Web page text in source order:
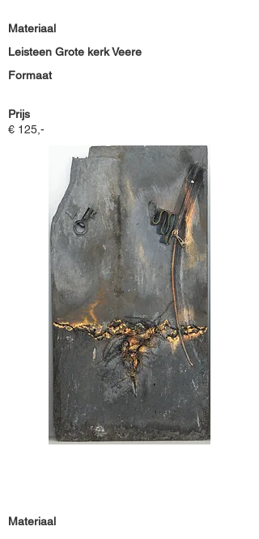
Materiaal
Leisteen Grote kerk Veere
Formaat
Prijs
€ 125,-
Materiaal